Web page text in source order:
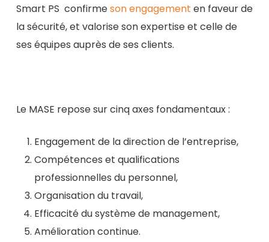
Smart PS confirmeson engagement en faveur de
la sécurité, et valorise son expertise et celle de
ses équipes auprès de ses clients.
Le MASE repose sur cinq axes fondamentaux :
Engagement de la direction de l’entreprise,
Compétences et qualifications
professionnelles du personnel,
Organisation du travail,
Efficacité du système de management,
Amélioration continue.